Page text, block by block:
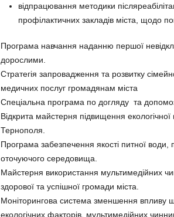
відпрацювання методики
профілактичних закладів міста, щодо
Програма навчання наданню першої
дорослими.
Стратегія запровадження та розвитку
медичних послуг громадянам міста
Спеціальна програма по догляду та
Відкрита майстерня підвищення
Тернополя.
Програма забезпечення якості питної води,
оточуючого середовища.
Майстерня використання мультимедійних
здорової та успішної громади міста.
Моніторингова система зменшення впливу
екологічних факторів, мультимедійних